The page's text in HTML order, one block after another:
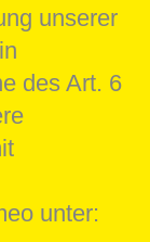
unserer
des Art. 6
unter: